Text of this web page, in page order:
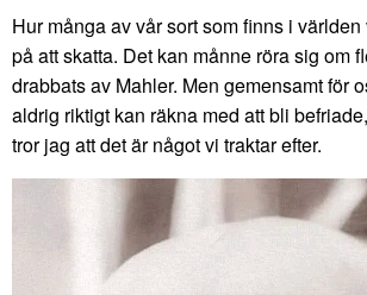
Hur många av vår sort som finns i
på att skatta. Det kan månne röra sig om
drabbats av Mahler. Men gemensamt för
aldrig riktigt kan räkna med att bli
tror jag att det är något vi traktar efter.